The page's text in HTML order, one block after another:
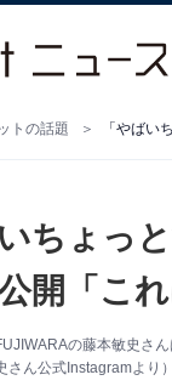
トの話題
いちょっ
開「こ
の藤本敏史さ
さん公式Instagramより）